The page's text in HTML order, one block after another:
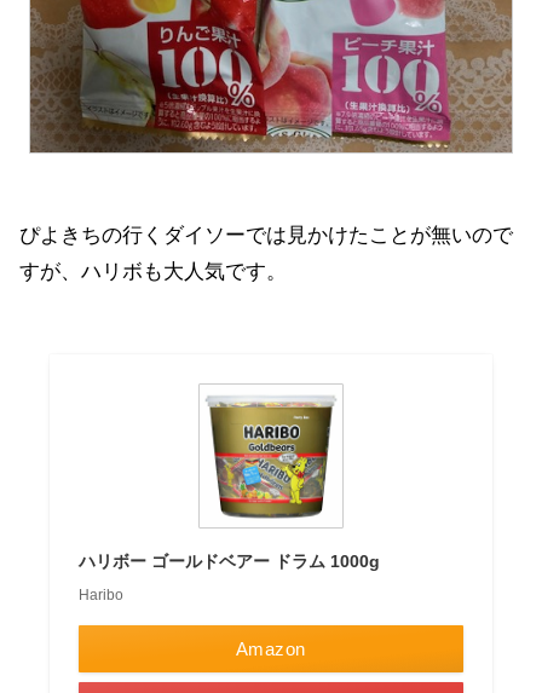
ぴよきちの行くダイソーでは見かけたことが無いので
すが、ハリボも大人気です。
ハリボー ゴールドベアー ドラム 1000g
Haribo
Amazon